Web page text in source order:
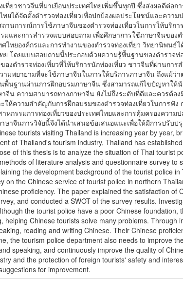
ที่ยวชาวจีนที่มาเยือนประเทศไทยเพิ่มขึ้นทุกปี ซึ่งส่งผลดีต่อก
ยได้จัดตั้งตำรวจท่องเที่ยวเพื่อปกป้องผลประโยชน์และควา
นการณ์การใช้ภาษาจีนของตำรวจท่องเที่ยวในการให้บริก
และการสำรวจแบบสอบถาม เพื่อศึกษาการใช้ภาษาจีนของต
ทยองค์กรและการทำงานของตำรวจท่องเที่ยว วิทยานิพนธ์
โดยแบบสอบถามนี้ประกอบด้วยความรู้พื้นฐานของตำรวจท่
งตำรวจท่องเที่ยวที่ให้บริการนักท่องเที่ยว ชาวจีนที่ผ่านการ
มพยายามที่จะใช้ภาษาจีนในการให้บริการภาษาจีน ถึงแม้ว่
นฐานผ่านการฝึกอบรมภาษาจีน ซึ่งสามารถแก้ไขปัญหาให้นั
จีน ความสามารถทางภาษาจีน ยังไม่ถึงระดับที่ดีและควรต้อ
ให้ความสำคัญกับการฝึกอบรมของตำรวจท่องเที่ยวในการฟั
กรรมการท่องเที่ยวของประเทศไทยและการคุ้มครองควา
าจีนการวิจัยนี้จึงได้นำเสนอข้อเสนอแนะเพื่อให้มีการปรับป
tourists visiting Thailand is increasing year by year,
of Thailand's tourism industry, Thailand has
of this thesis is to analyze the situation of Thai tourist
of literature analysis and questionnaire survey to
the development background of the tourist police
the Chinese service of tourist police in northern
proficiency. The paper explained the satisfaction of
and conducted a SWOT of the survey results.
the tourist police have a poor Chinese foundation,
Chinese tourists solve many problems. Through
reading and writing Chinese. Their Chinese
the tourism police department also needs to improve
speaking, and continuously improve the quality of
and the protection of foreign tourists' safety and
for improvement.